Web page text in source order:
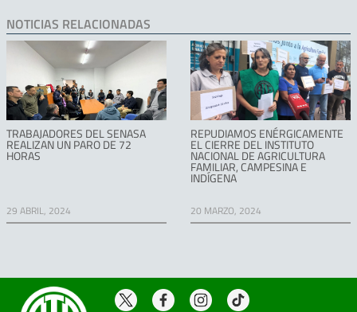
NOTICIAS RELACIONADAS
TRABAJADORES DEL SENASA
REALIZAN UN PARO DE 72
HORAS
29 ABRIL, 2024
REPUDIAMOS ENÉRGICAMENTE
EL CIERRE DEL INSTITUTO
NACIONAL DE AGRICULTURA
FAMILIAR, CAMPESINA E
INDÍGENA
20 MARZO, 2024